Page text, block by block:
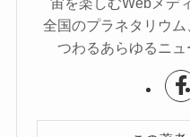
全国のプラネタリウ
つわるあらゆるニュ